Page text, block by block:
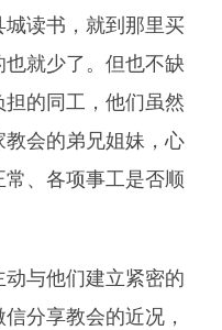
读书，就到那里买
就少了。但也不缺
的同工，他们虽然
会的弟兄姐妹，心
、各项事工是否顺
与他们建立紧密的
分享教会的近况，